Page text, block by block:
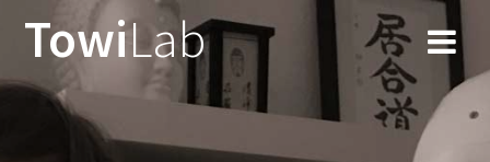
Inhalt
TowiLab